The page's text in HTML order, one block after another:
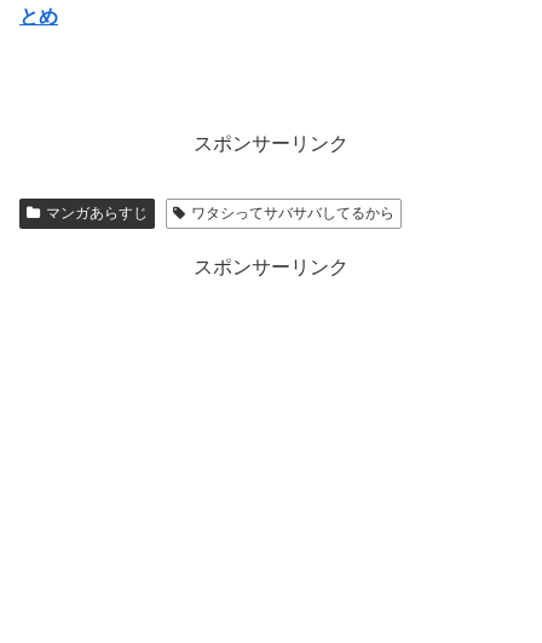
とめ
スポンサーリンク
マンガあらすじ ワタシってサバサバしてるから
スポンサーリンク